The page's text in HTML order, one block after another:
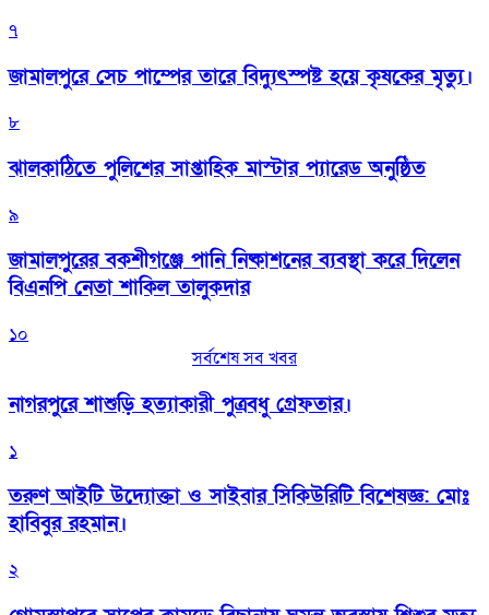
৭
জামালপুরে সেচ পাম্পের তারে বিদ্যুৎস্পষ্ট হয়ে কৃষকের মৃত্যু।
৮
‎ঝালকাঠিতে পুলিশের সাপ্তাহিক মাস্টার প্যারেড অনুষ্ঠিত
৯
জামালপুরের বকশীগঞ্জে পানি নিষ্কাশনের ব্যবস্থা করে দিলেন
বিএনপি নেতা শাকিল তালুকদার
১০
সর্বশেষ সব খবর
নাগরপুরে শাশুড়ি হত্যাকারী পুত্রবধু গ্রেফতার।
১
তরুণ আইটি উদ্যোক্তা ও সাইবার সিকিউরিটি বিশেষজ্ঞ: মোঃ
হাবিবুর রহমান।
২